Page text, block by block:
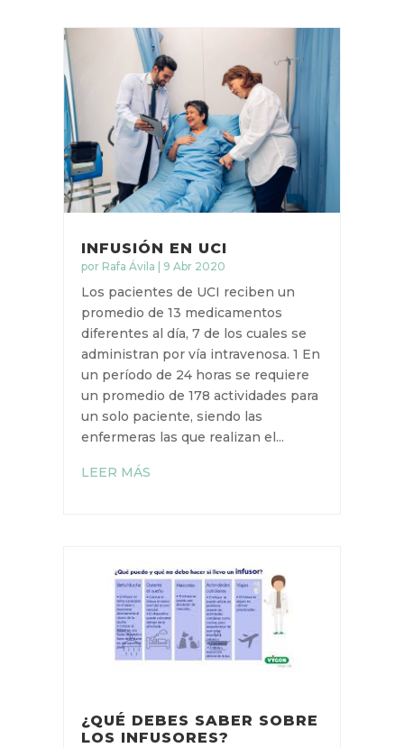
INFUSIÓN EN UCI
por Rafa Ávila | 9 Abr 2020
Los pacientes de UCI reciben un
promedio de 13 medicamentos
diferentes al día, 7 de los cuales se
administran por vía intravenosa. 1 En
un período de 24 horas se requiere
un promedio de 178 actividades para
un solo paciente, siendo las
enfermeras las que realizan el...
LEER MÁS
¿QUÉ DEBES SABER SOBRE
LOS INFUSORES?